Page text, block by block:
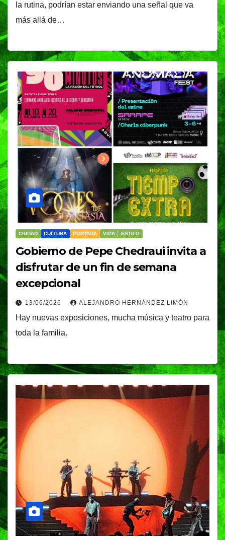
la rutina, podrían estar enviando una señal que va
más allá de…
CIUDAD CULTURA PORTADA VIDA │ ESTILO
Gobierno de Pepe Chedraui invita a
disfrutar de un fin de semana
excepcional
13/06/2026 ALEJANDRO HERNÁNDEZ LIMÓN
Hay nuevas exposiciones, mucha música y teatro para
toda la familia.